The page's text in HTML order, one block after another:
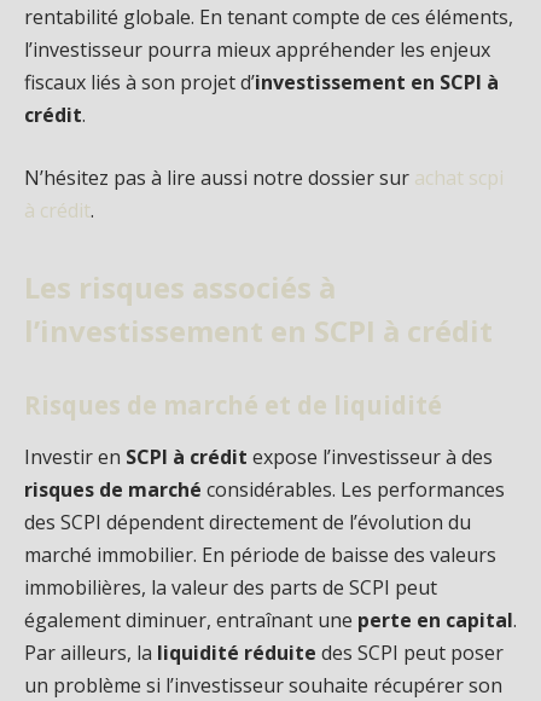
rentabilité globale. En tenant compte de ces éléments,
l’investisseur pourra mieux appréhender les enjeux
fiscaux liés à son projet d’investissement en SCPI à
crédit.
N’hésitez pas à lire aussi notre dossier sur achat scpi
à crédit.
Les risques associés à
l’investissement en SCPI à crédit
Risques de marché et de liquidité
Investir en SCPI à crédit expose l’investisseur à des
risques de marché considérables. Les performances
des SCPI dépendent directement de l’évolution du
marché immobilier. En période de baisse des valeurs
immobilières, la valeur des parts de SCPI peut
également diminuer, entraînant une perte en capital.
Par ailleurs, la liquidité réduite des SCPI peut poser
un problème si l’investisseur souhaite récupérer son